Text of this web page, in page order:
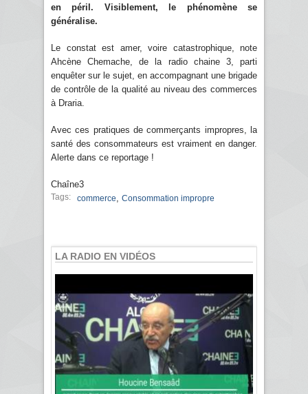
en péril. Visiblement, le phénomène se
généralise.
Le constat est amer, voire catastrophique, note
Ahcène Chemache, de la radio chaine 3, parti
enquêter sur le sujet, en accompagnant une brigade
de contrôle de la qualité au niveau des commerces
à Draria.
Avec ces pratiques de commerçants impropres, la
santé des consommateurs est vraiment en danger.
Alerte dans ce reportage !
Chaîne3
Tags: commerce Consommation impropre
LA RADIO EN VIDÉOS